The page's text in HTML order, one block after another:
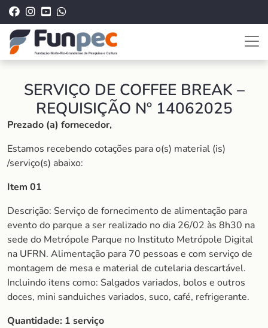
SERVIÇO DE COFFEE BREAK –
REQUISIÇÃO Nº 14062025
Prezado (a) fornecedor,
Estamos recebendo cotações para o(s) material (is)
/serviço(s) abaixo:
Item 01
Descrição: Serviço de fornecimento de alimentação para
evento do parque a ser realizado no dia 26/02 às 8h30 na
sede do Metrópole Parque no Instituto Metrópole Digital
na UFRN. Alimentação para 70 pessoas e com serviço de
montagem de mesa e material de cutelaria descartável.
Incluindo itens como: Salgados variados, bolos e outros
doces, mini sanduiches variados, suco, café, refrigerante.
Quantidade: 1 serviço